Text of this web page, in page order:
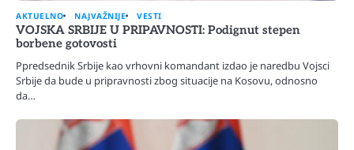
AKTUELNO NAJVAŽNIJE VESTI
VOJSKA SRBIJE U PRIPAVNOSTI: Podignut stepen
borbene gotovosti
Ppredsednik Srbije kao vrhovni komandant izdao je naredbu Vojsci
Srbije da bude u pripravnosti zbog situacije na Kosovu, odnosno
da…